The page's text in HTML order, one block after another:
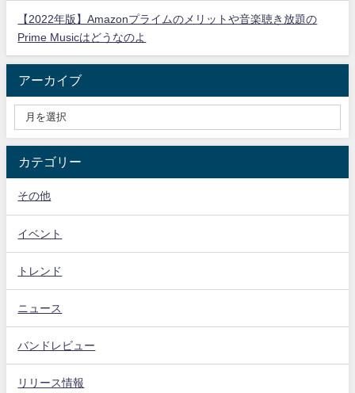
【2022年版】Amazonプライムのメリットや音楽聴き放題の
Prime Musicはどうなのよ
アーカイブ
カテゴリー
その他
イベント
トレンド
ニュース
バンドレビュー
リリース情報